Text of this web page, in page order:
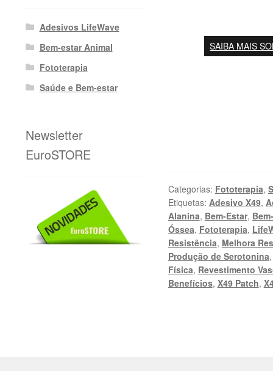
SAIBA MAIS
Categorias: Fototerapia,
Etiquetas: Adesivo X49,
Alanina, Bem-Estar,
Óssea, Fototerapia,
Resistência, Melhora
Produção de Serotonina
Física, Revestimento
Benefícios, X49 Patch,
Adesivos LifeWave
Bem-estar Animal
Fototerapia
Saúde e Bem-estar
Newsletter
EuroSTORE